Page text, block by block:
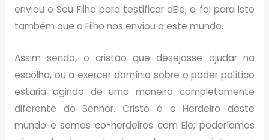
enviou o Seu Filho para testificar dEle, e foi para isto
também que o Filho nos enviou a este mundo.
Assim sendo, o cristão que desejasse ajudar na
escolha, ou a exercer domínio sobre o poder político
estaria agindo de uma maneira completamente
diferente do Senhor. Cristo é o Herdeiro deste
mundo e somos co-herdeiros com Ele; poderíamos